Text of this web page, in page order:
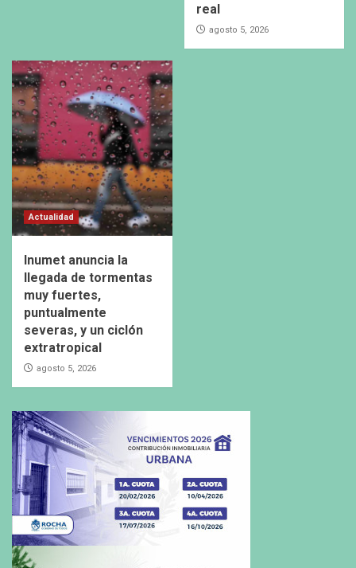
real
agosto 5, 2026
Actualidad
Inumet anuncia la
llegada de tormentas
muy fuertes,
puntualmente
severas, y un ciclón
extratropical
agosto 5, 2026